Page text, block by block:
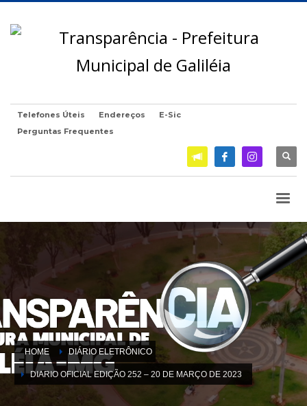
Telefones Úteis Endereços
E-Sic
Perguntas Frequentes
HOME DIÁRIO ELETRÔNICO
DIARIO OFICIAL EDIÇÃO 252 – 20 DE MARÇO DE 2023